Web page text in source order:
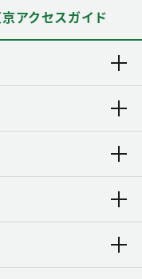
アクセスガイド